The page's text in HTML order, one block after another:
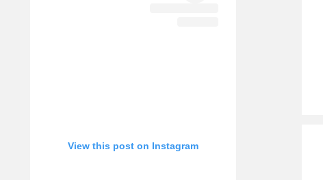
View this post on Instagram